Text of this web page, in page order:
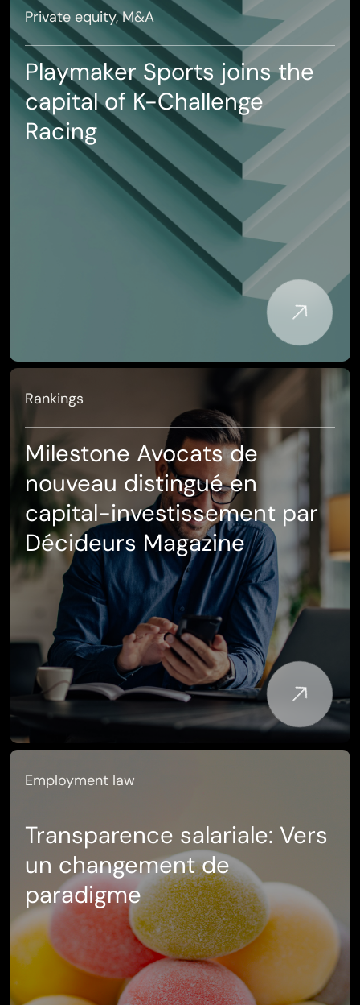
Private equity, M&A
Playmaker Sports joins the
capital of K-Challenge
Racing
Rankings
Milestone Avocats de
nouveau distingué en
capital-investissement par
Décideurs Magazine
Employment law
Transparence salariale: Vers
un changement de
paradigme